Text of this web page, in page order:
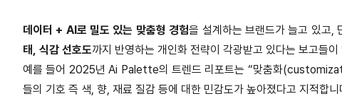
데이터 + AI로 밀도 있는 맞춤형 경험을 설계하는 브랜드가 늘고 있고,
태, 식감 선호도까지 반영하는 개인화 전략이 각광받고 있다는 보고들이
예를 들어 2025년 Ai Palette의 트렌드 리포트는 “맞춤화
들의 기호 즉 색, 향, 재료 질감 등에 대한 민감도가 높아졌다고 지적합니